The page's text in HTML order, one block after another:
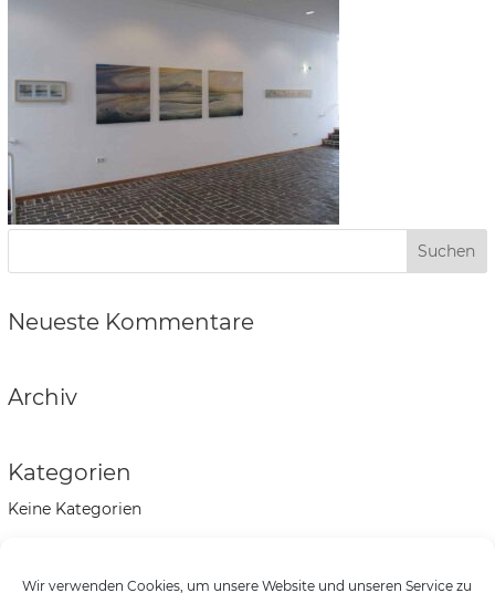
Wir verwenden Cookies, um unsere Website und unseren Service zu
Neueste Kommentare
Archiv
Kategorien
Keine Kategorien